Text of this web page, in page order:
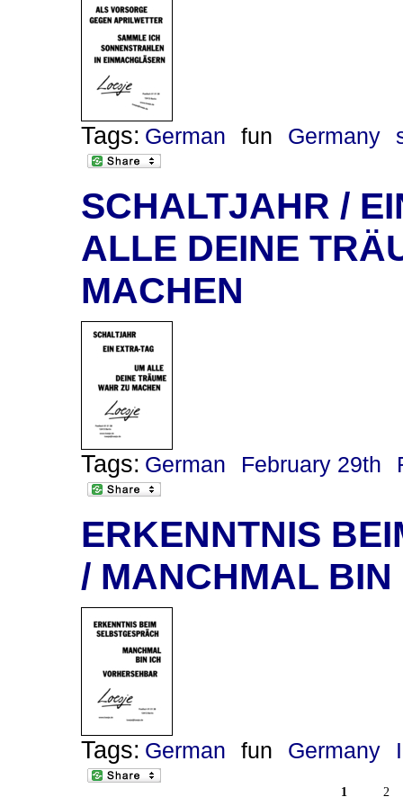
Tags: German fun Germany
SCHALTJAHR /
ALLE DEINE
MACHEN
Tags: German February 29th
ERKENNTNIS
/ MANCHMAL
Tags: German fun Germany
1 2